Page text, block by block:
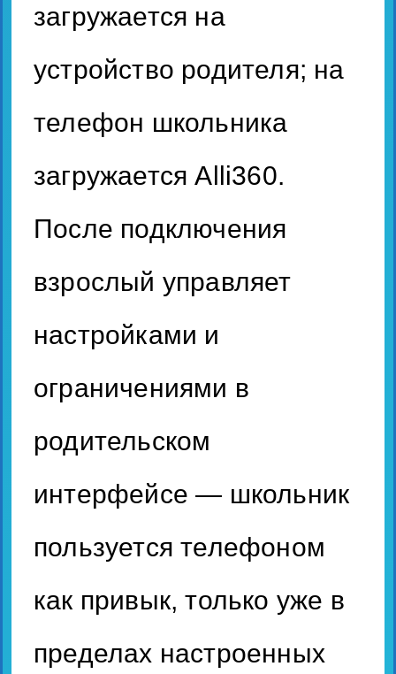
загружается на
устройство родителя; на
телефон школьника
загружается Alli360.
После подключения
взрослый управляет
настройками и
ограничениями в
родительском
интерфейсе — школьник
пользуется телефоном
как привык, только уже в
пределах настроенных